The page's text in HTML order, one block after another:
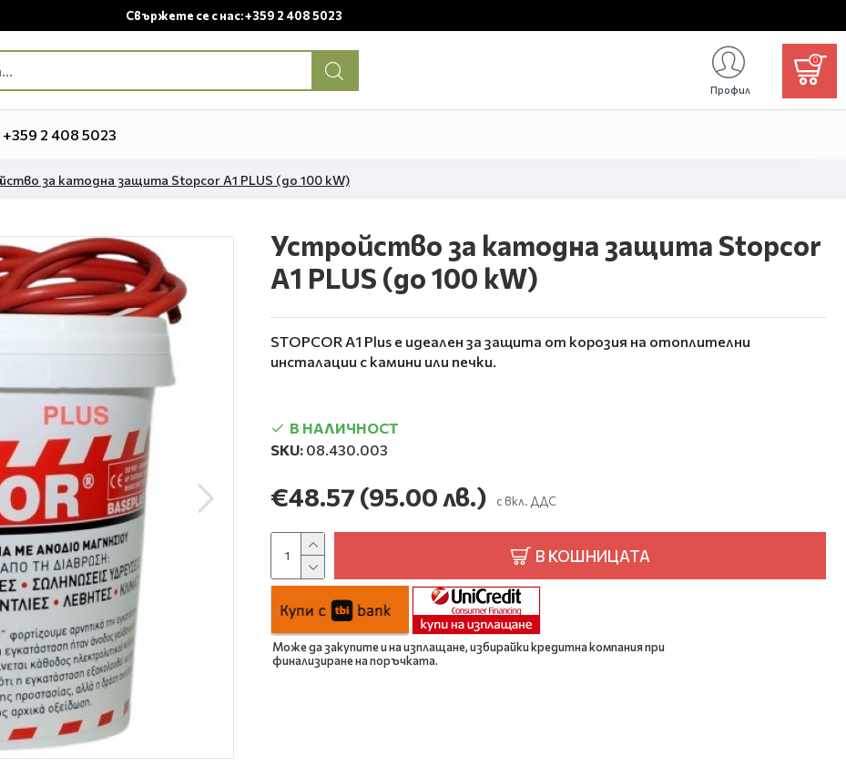
Свържете се с нас: +359 2 408 5023
Профил
0
+359 2 408 5023
за катодна защита Stopcor A1 PLUS (до 100 kW)
Устройство за катодна защита Stopcor
A1 PLUS (до 100 kW)
STOPCOR A1 Plus е идеален за защита от корозия на отоплителни
инсталации с камини или печки.
В НАЛИЧНОСТ
SKU: 08.430.003
€48.57 (95.00 лв.) с вкл. ДДС
В КОШНИЦАТА
Може да закупите и на изплащане, избирайки кредитна компания при
финализиране на поръчката.